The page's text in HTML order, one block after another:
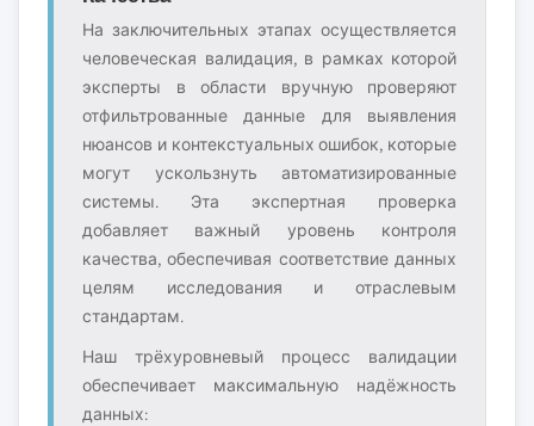
На заключительных этапах осуществляется
человеческая валидация, в рамках которой
эксперты в области вручную проверяют
отфильтрованные данные для выявления
нюансов и контекстуальных ошибок, которые
могут ускользнуть автоматизированные
системы. Эта экспертная проверка
добавляет важный уровень контроля
качества, обеспечивая соответствие данных
целям исследования и отраслевым
стандартам.
Наш трёхуровневый процесс валидации
обеспечивает максимальную надёжность
данных: